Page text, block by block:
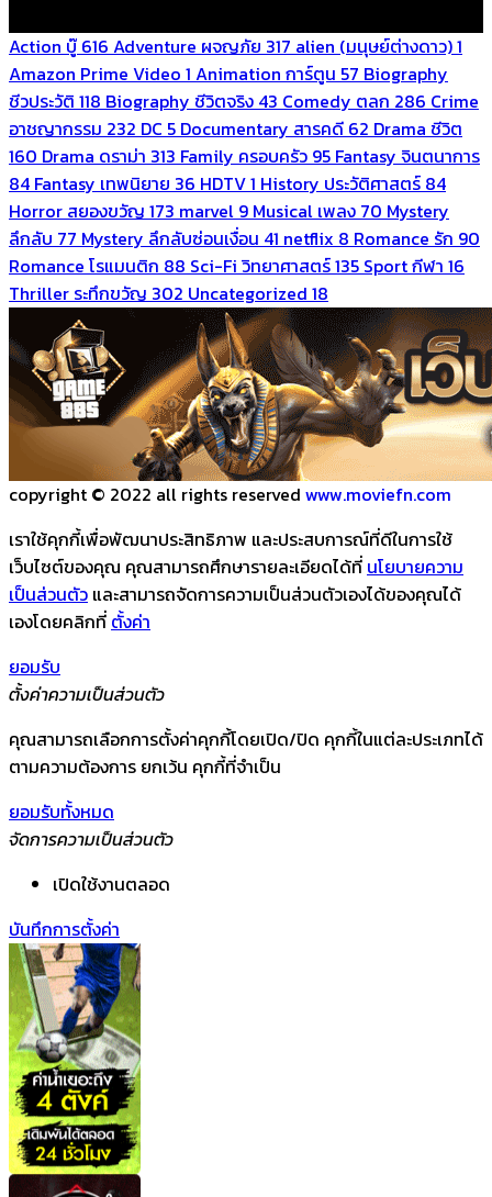
Action บู๊ 616 Adventure ผจญภัย 317 alien (มนุษย์ต่างดาว)1
Amazon Prime Video 1 Animation การ์ตูน 57 Biography
ชีวประวัติ 118 Biography ชีวิตจริง 43 Comedy ตลก 286 Crime
อาชญากรรม 232 DC 5 Documentary สารคดี 62 Drama ชีวิต
160 Drama ดราม่า 313 Family ครอบครัว 95 Fantasy จินตนาการ
84 Fantasy เทพนิยาย 36 HDTV1 History ประวัติศาสตร์ 84
Horror สยองขวัญ 173 marvel 9 Musical เพลง 70 Mystery
ลึกลับ 77 Mystery ลึกลับซ่อนเงื่อน 41 netflix 8 Romance รัก 90
Romance โรแมนติก 88 Sci-Fi วิทยาศาสตร์135 Sport กีฬา 16
Thriller ระทึกขวัญ 302 Uncategorized 18
copyright © 2022 all rights reserved www.moviefn.com
เราใช้คุกกี้เพื่อพัฒนาประสิทธิภาพ และประสบการณ์ที่ดีในการใช้
เว็บไซต์ของคุณ คุณสามารถศึกษารายละเอียดได้ที่ นโยบายความ
เป็นส่วนตัว และสามารถจัดการความเป็นส่วนตัวเองได้ของคุณได้
เองโดยคลิกที่ ตั้งค่า
ยอมรับ
ตั้งค่าความเป็นส่วนตัว
คุณสามารถเลือกการตั้งค่าคุกกี้โดยเปิด/ปิด คุกกี้ในแต่ละประเภทได้
ตามความต้องการ ยกเว้น คุกกี้ที่จำเป็น
ยอมรับทั้งหมด
จัดการความเป็นส่วนตัว
เปิดใช้งานตลอด
บันทึกการตั้งค่า